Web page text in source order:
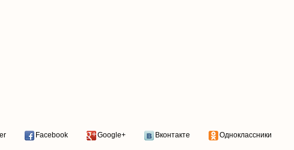
Facebook Google+ Вконтакте Одноклассники